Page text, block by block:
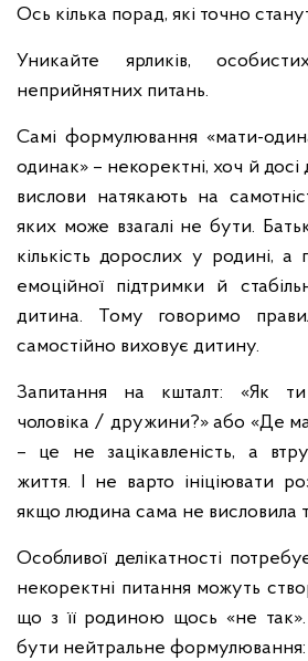
Ось кілька порад, які точно
Уникайте ярликів,
неприйнятних питань.
Самі формулювання «мати-
одинак» – некоректні, хоч й
вислови натякають на
яких може взагалі не бути.
кількість дорослих у родині, а
емоційної підтримки й
дитина. Тому говоримо
самостійно виховує дитину.
Запитання на кшталт: «Як
чоловіка / дружини?» або «Де
– це не зацікавленість, а
життя. І не варто ініціювати
якщо людина сама не висловила
Особливої делікатності
некоректні питання можуть
що з її родиною щось «не
бути нейтральне